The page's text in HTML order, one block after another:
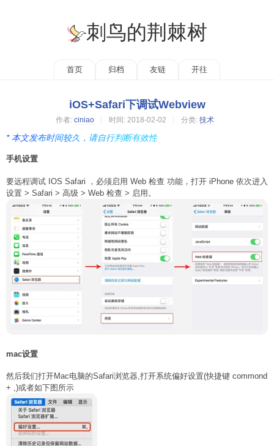
刺鸟的荆棘树
首页 归档 友链 开往
iOS+Safari下调试Webview
作者: ciniao 时间: 2018-02-02 分类: 技术
* 本文发布时间较久，请自行判断有效性
手机设置
要远程调试 IOS Safari ，必须启用 Web 检查 功能，打开 iPhone 依次进入
设置 > Safari > 高级 > Web 检查 > 启用。
mac设置
然后我们打开Mac电脑的Safari浏览器,打开系统偏好设置(快捷键 commond
+ ,)或者如下图所示